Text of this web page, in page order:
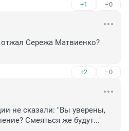
+1 –0
Сережа Матвиенко?
+2 –0
не сказали: "Вы уверены,
Смеяться же будут..."